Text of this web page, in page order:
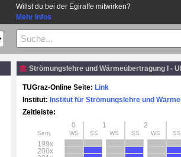
Willst du bei der Egiraffe mitwirken?
Mehr Infos
Strömungslehre und Wärmeübertragung I -
TUGraz-Online Seite: Link
Institut: Institut für Strömungslehre und
Zeitleiste:
0
1 2
Sem. WS SS WS SS WS SS
199x
200x